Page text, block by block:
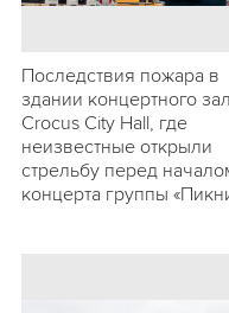
Последствия пожара в
здании концертного
Crocus City Hall, где
неизвестные открыли
стрельбу перед
концерта группы